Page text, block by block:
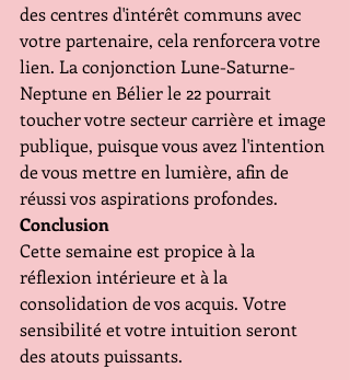
des centres d'intérêt communs avec
votre partenaire, cela renforcera votre
lien. La conjonction Lune-Saturne-
Neptune en Bélier le 22 pourrait
toucher votre secteur carrière et image
publique, puisque vous avez l'intention
de vous mettre en lumière, afin de
réussi vos aspirations profondes.
Conclusion
Cette semaine est propice à la
réflexion intérieure et à la
consolidation de vos acquis. Votre
sensibilité et votre intuition seront
des atouts puissants.